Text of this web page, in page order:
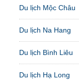
Du lịch Mộc Châu
Du lịch Na Hang
Du lịch Bình Liêu
Du lịch Hạ Long